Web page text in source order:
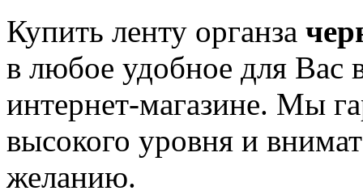
Купить ленту органза
в любое удобное для Вас
интернет-магазине. Мы
высокого уровня и
желанию.